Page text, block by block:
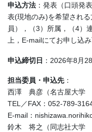
申込方法 ：発表（口頭発
表(現地のみ)を希望され
員），（3）所属，（4）
上，E-mailにてお申し込
申込締切日 ：2026年8月
担当委員・申込先：
西澤 典彦（名古屋大学
TEL／FAX：052-789-
E-mail：
鈴木 将之（同志社大学